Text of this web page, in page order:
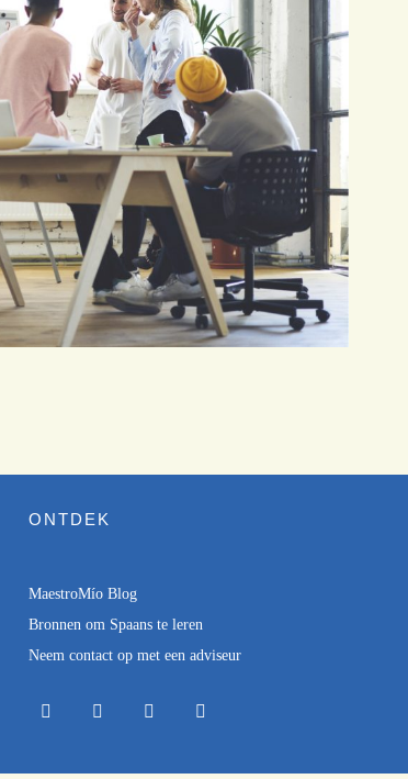
ONTDEK
MaestroMío Blog
Bronnen om Spaans te leren
Neem contact op met een adviseur